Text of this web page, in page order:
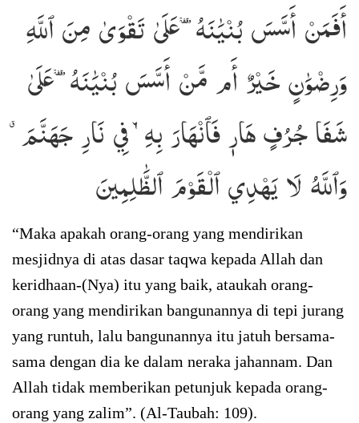
أَفَمَنۡ أَسَّسَ بُنۡيَٰنَهُۥ عَلَىٰ تَقۡوَىٰ مِنَ ٱللَّهِ
وَرِضۡوَٰنٍ خَيۡرٌ أَم مَّنۡ أَسَّسَ بُنۡيَٰنَهُۥ عَلَىٰ
شَفَا جُرُفٍ هَارٖ فَٱنۡهَارَ بِهِۦ فِي نَارِ جَهَنَّمَۗ
وَٱللَّهُ لَا يَهۡدِي ٱلۡقَوۡمَ ٱلظَّٰلِمِينَ
“Maka apakah orang-orang yang mendirikan
mesjidnya di atas dasar taqwa kepada Allah dan
keridhaan-(Nya) itu yang baik, ataukah orang-
orang yang mendirikan bangunannya di tepi jurang
yang runtuh, lalu bangunannya itu jatuh bersama-
sama dengan dia ke dalam neraka jahannam. Dan
Allah tidak memberikan petunjuk kepada orang-
orang yang zalim”. (Al-Taubah: 109).